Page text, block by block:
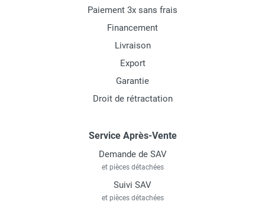
Paiement 3x sans frais
Financement
Livraison
Export
Garantie
Droit de rétractation
Service Après-Vente
Demande de SAV
et pièces détachées
Suivi SAV
et pièces détachées